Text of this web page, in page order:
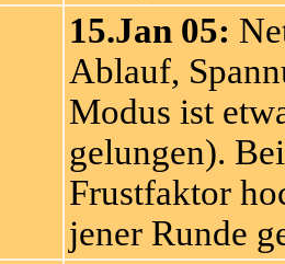
15.Jan 05:
Ablauf,
Modus ist
gelungen).
Frustfaktor
jener Runde